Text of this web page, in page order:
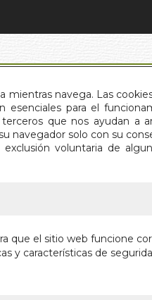
mientras navega. Las
para el
que nos ayudan a
navegador solo con su
voluntaria de
que el sitio web funcione
y características de
SOMOS
UNA